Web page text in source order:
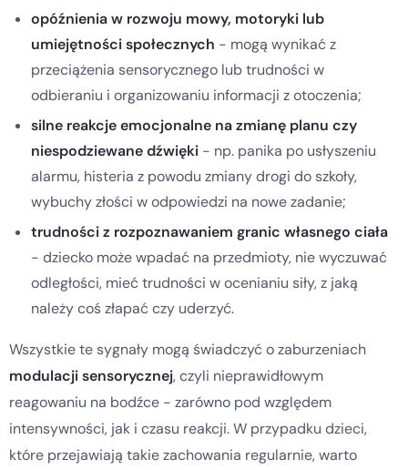
opóźnienia w rozwoju mowy, motoryki lub
umiejętności społecznych - mogą wynikać z
przeciążenia sensorycznego lub trudności w
odbieraniu i organizowaniu informacji z otoczenia;
silne reakcje emocjonalne na zmianę planu czy
niespodziewane dźwięki - np. panika po usłyszeniu
alarmu, histeria z powodu zmiany drogi do szkoły,
wybuchy złości w odpowiedzi na nowe zadanie;
trudności z rozpoznawaniem granic własnego ciała
- dziecko może wpadać na przedmioty, nie wyczuwać
odległości, mieć trudności w ocenianiu siły, z jaką
należy coś złapać czy uderzyć.
Wszystkie te sygnały mogą świadczyć o zaburzeniach
modulacji sensorycznej, czyli nieprawidłowym
reagowaniu na bodźce - zarówno pod względem
intensywności, jak i czasu reakcji. W przypadku dzieci,
które przejawiają takie zachowania regularnie, warto